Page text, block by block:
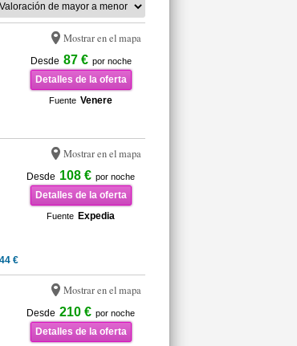
Mostrar en el mapa
Desde 87 € por noche
Detalles de la oferta
Fuente Venere
Mostrar en el mapa
Desde 108 € por noche
Detalles de la oferta
Fuente Expedia
€
Mostrar en el mapa
Desde 210 € por noche
Detalles de la oferta